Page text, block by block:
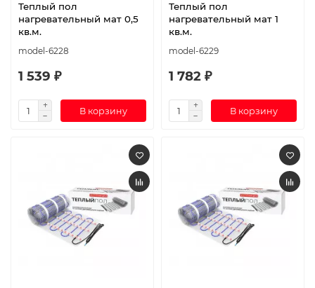
Теплый пол
нагревательный мат 0,5
кв.м.
model-6228
1 539 ₽
В корзину
Теплый пол
нагревательный мат 1
кв.м.
model-6229
1 782 ₽
В корзину